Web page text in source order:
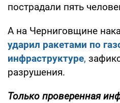
пострадали пять
А на Черниговщине
ударил ракетами по
инфраструктуре,
разрушения.
Только проверенная